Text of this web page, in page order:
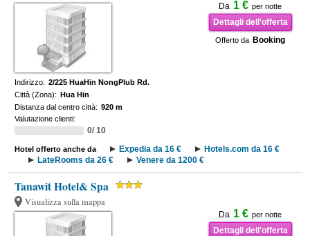
Da 1 € per notte
Dettagli dell'offerta
Offerto da Booking
Indirizzo: 2/225 HuaHin NongPlub Rd.
Città (Zona): Hua Hin
Distanza dal centro città: 920 m
Valutazione clienti:
0/ 10
Hotel offerto anche da Expedia da 16 €
Hotels.com da 16 €
LateRooms da 26 €
Venere da 1200 €
Tanawit Hotel& Spa
Visualizza sulla mappa
Da 1 € per notte
Dettagli dell'offerta